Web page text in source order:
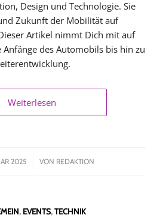
Design und Technologie. Sie
Zukunft der Mobilität auf
Artikel nimmt Dich mit auf
Anfänge des Automobils bis hin zu
Weiterlesen
2025 VON REDAKTION
, EVENTS,TECHNIK